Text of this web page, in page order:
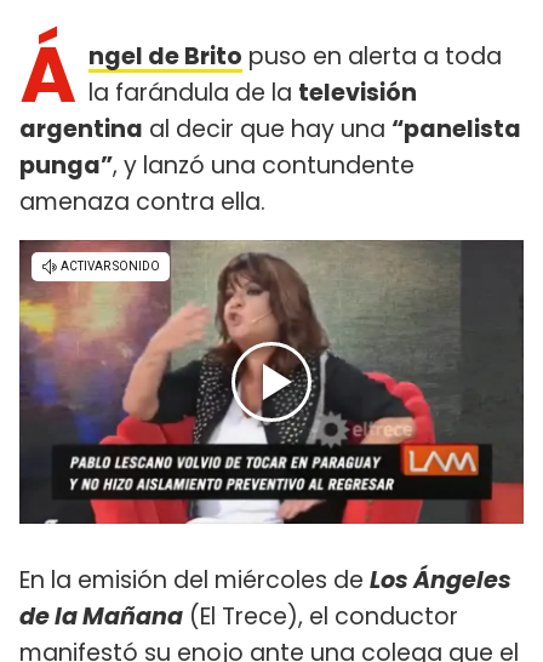
Á ngel de Brito puso en alerta a toda
la farándula de la televisión
argentina al decir que hay una “panelista
punga”, y lanzó una contundente
amenaza contra ella.
En la emisión del miércoles de Los Ángeles
de la Mañana (El Trece), el conductor
manifestó su enojo ante una colega que el